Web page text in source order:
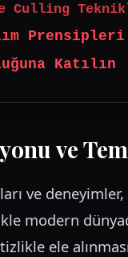
Culling
Prensipleri
Katılın
ve
ve deneyimler,
modern
ele